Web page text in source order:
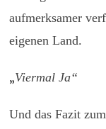
aufmerksamer
eigenen Land.
„Viermal Ja“
Und das Fazit